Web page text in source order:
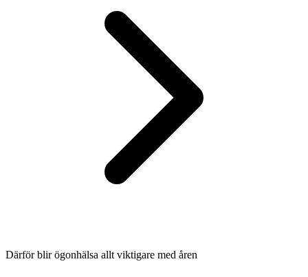
Därför blir ögonhälsa allt viktigare med åren